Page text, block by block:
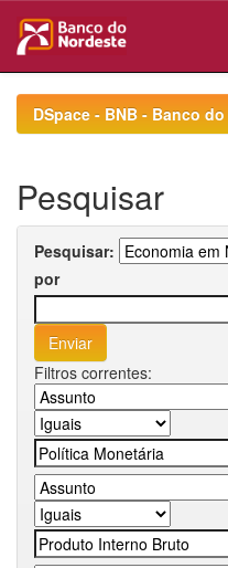
navigationDSpace - BNB - Banco
Pesquisar
Pesquisar:
por
Filtros correntes: